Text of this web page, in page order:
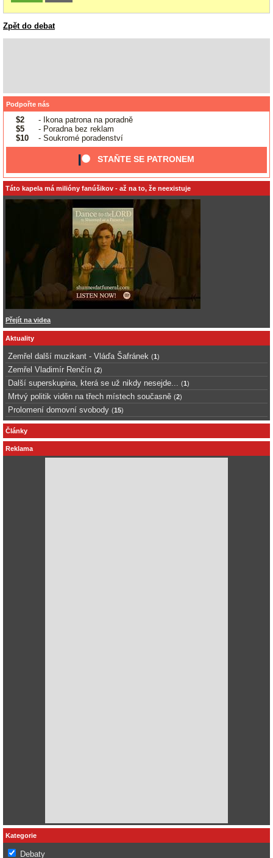
Zpět do debat
Podpořte nás
$2
- Ikona patrona na poradně
$5
- Poradna bez reklam
$10
- Soukromé poradenství
STAŇTE SE PATRONEM
Táto kapela má milióny fanúšikov - až na to, že neexistuje
Přejít na videa
Aktuality
Zemřel další muzikant - Vláďa Šafránek (1)
Zemřel Vladimír Renčín (2)
Další superskupina, která se už nikdy nesejde... (1)
Mrtvý politik viděn na třech místech současně (2)
Prolomení domovní svobody (15)
Články
Reklama
Kategorie
Debaty